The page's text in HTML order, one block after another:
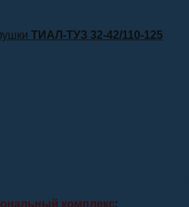
ТИАЛ-ТУЗ 32-42/110-125
комплекс: